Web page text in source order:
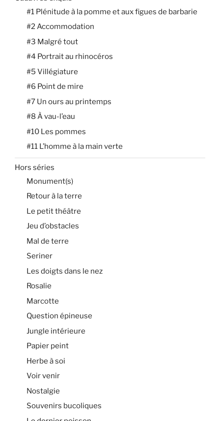
#1 Plénitude à la pomme et aux figues de barbarie
#2 Accommodation
#3 Malgré tout
#4 Portrait au rhinocéros
#5 Villégiature
#6 Point de mire
#7 Un ours au printemps
#8 À vau-l’eau
#10 Les pommes
#11 L’homme à la main verte
Hors séries
Monument(s)
Retour à la terre
Le petit théâtre
Jeu d’obstacles
Mal de terre
Seriner
Les doigts dans le nez
Rosalie
Marcotte
Question épineuse
Jungle intérieure
Papier peint
Herbe à soi
Voir venir
Nostalgie
Souvenirs bucoliques